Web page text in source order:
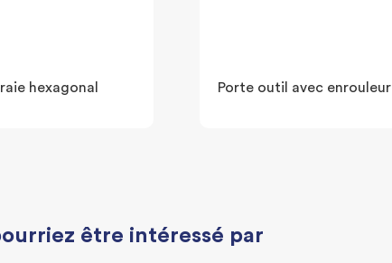
hexagonal Porte outil avec enrouleur
être intéressé par